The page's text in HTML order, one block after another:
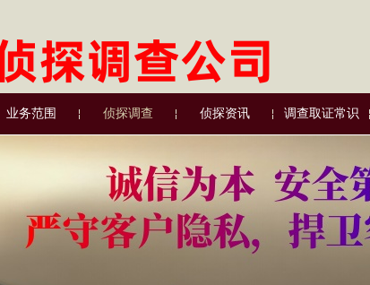
业务范围 侦探调查 侦探资讯 调查取证常识